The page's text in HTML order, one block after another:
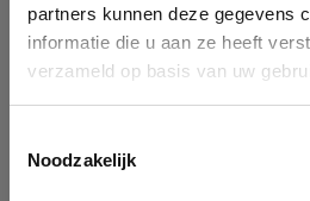
partners kunnen deze gegevens
informatie die u aan ze heeft
verzameld op basis van uw
Noodzakelijk
You can search a company in our
enterprise ID. When a company is
form. If you don't find your company in
Ok